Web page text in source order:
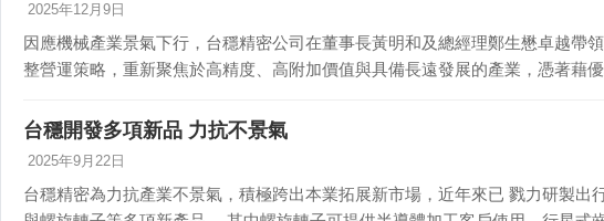
2025年12月9日
因應機械產業景氣下行，台穩精密公司在董事長黃明和及總經理鄭生懋卓越帶
整營運策略，重新聚焦於高精度、高附加價值與具備長遠發展的產業，憑著藉
台穩開發多項新品 力抗不景氣
2025年9月22日
台穩精密為力抗產業不景氣，積極跨出本業拓展新市場，近年來已 戮力研製出